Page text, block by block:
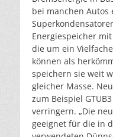
bei manchen Autos
Energiespeicher
die um ein
können als
speichern sie weit
gleicher Masse.
zum Beispiel
verringern. „Die
geeignet für die in